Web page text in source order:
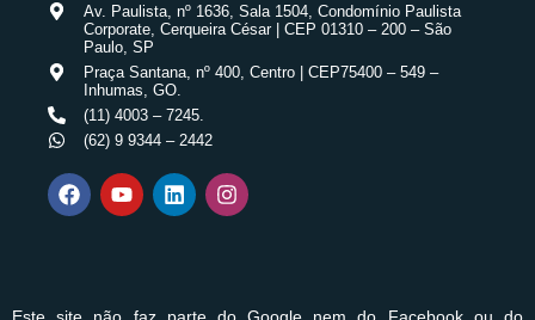
Av. Paulista, nº 1636, Sala 1504, Condomínio Paulista
Corporate, Cerqueira César | CEP 01310 – 200 – São
Paulo, SP
Praça Santana, nº 400, Centro | CEP75400 – 549 –
Inhumas, GO.
(11) 4003 – 7245.
(62) 9 9344 – 2442
F
a
o
Y
o
e
L
i
i
I
n
r
Este site não faz parte do Google nem do Facebook ou do